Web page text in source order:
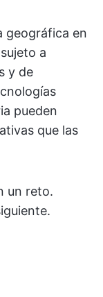
geográfica en
a
y de
pueden
que las
un reto.